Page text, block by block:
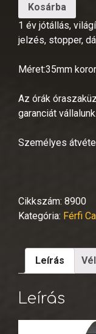
Kosárba
1 év jótállás,
jelzés, stopper,
Méret:35mm
Az órák
garanciát vállalunk.
Személyes
Cikkszám: 8900
Kategória: Férfi
Leírás
Leírás